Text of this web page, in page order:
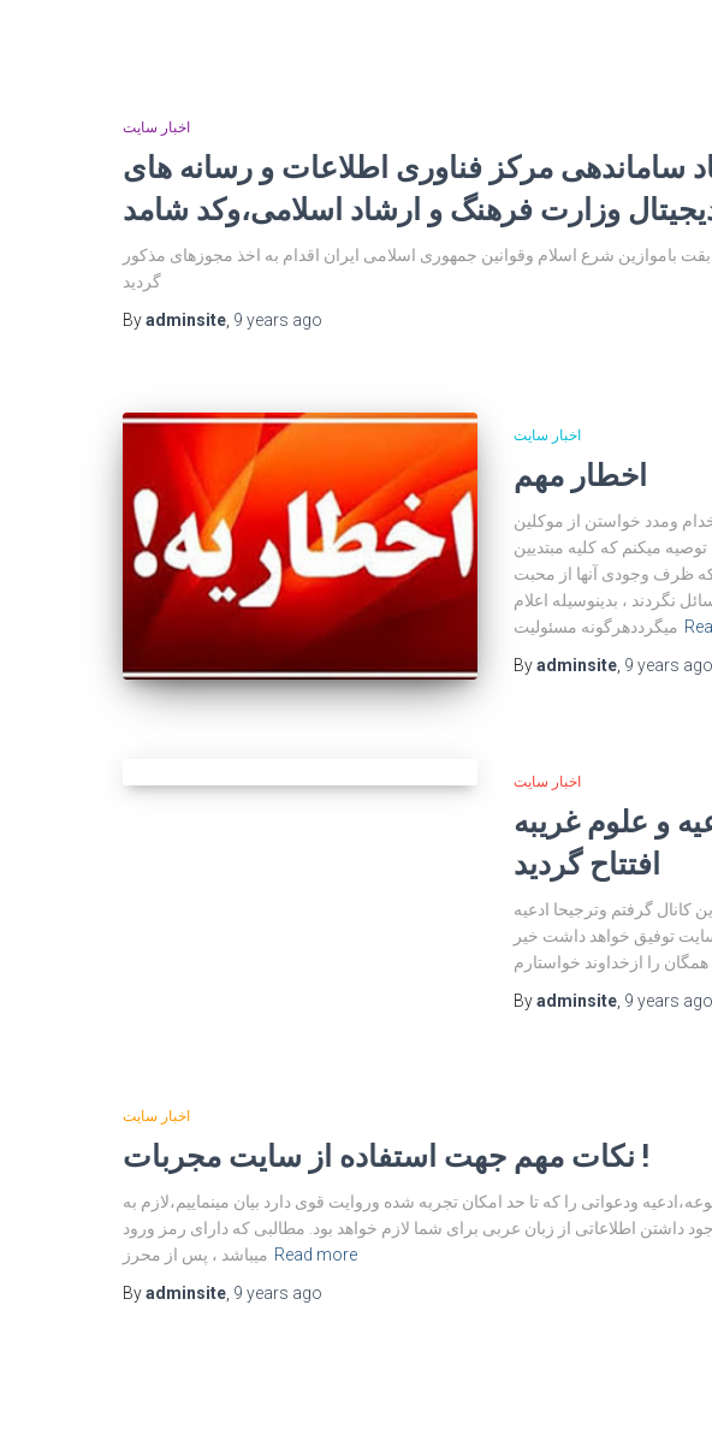
اخبار سایت
ساماندهی مرکز فناوری اطلاعات و رسانه های
وزارت فرهنگ و ارشاد اسلامی،وکد شامد
باموازین شرع اسلام وقوانین جمهوری اسلامی ایران اقدام به اخذ مجوزهای مذکور
گردید
Byadminsite 9 years ago
اخبار سایت
اخطار مهم
ومدد خواستن از موکلین
میکنم که کلیه مبتدیین
که ظرف وجودی آنها از محبت
نگردند ، بدینوسیله اعلام
میگرددهرگونه مسئولیت
Byadminsite 9 years ago
اخبار سایت
و علوم غریبه
افتتاح گردید
کانال گرفتم وترجیحا ادعیه
سایت توفیق خواهد داشت خیر
Byadminsite 9 years ago
اخبار سایت
نکات مهم جهت استفاده از سایت مجربات !
ودعواتی را که تا حد امکان تجربه شده وروایت قوی دارد بیان مینماییم،لازم به
اطلاعاتی از زبان عربی برای شما لازم خواهد بود. مطالبی که دارای رمز ورود
میباشد ، پس از محرز Read more
Byadminsite 9 years ago